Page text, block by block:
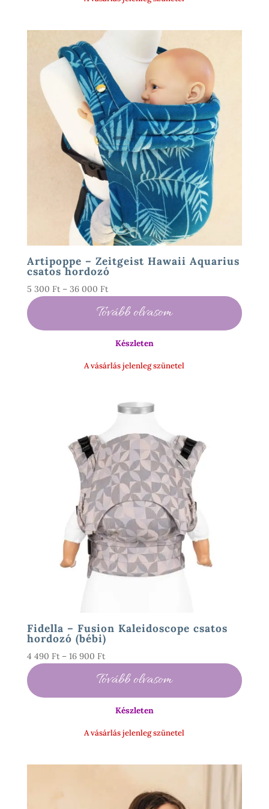
Artipoppe – Zeitgeist Hawaii Aquarius
csatos hordozó
5 300 Ft – 36 000 FtÁrtartomány:
300 Ft
-
36
Tovább olvasom
Készleten
A vásárlás jelenleg szünetel
Fidella – Fusion Kaleidoscope csatos
hordozó (bébi)
4 490 Ft – 16 900 FtÁrtartomány:
490 Ft
-
Tovább olvasom
Készleten
A vásárlás jelenleg szünetel